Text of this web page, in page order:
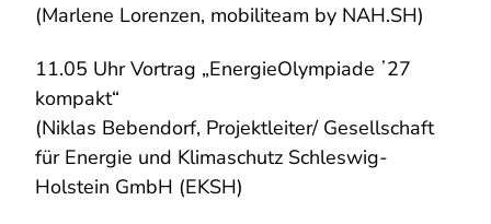
(Marlene Lorenzen, mobiliteam by NAH.SH)
11.05 Uhr Vortrag „EnergieOlympiade ʼ27
kompakt“
(Niklas Bebendorf, Projektleiter/ Gesellschaft
für Energie und Klimaschutz Schleswig-
Holstein GmbH (EKSH)